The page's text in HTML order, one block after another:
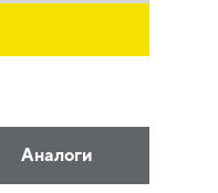
Аналоги